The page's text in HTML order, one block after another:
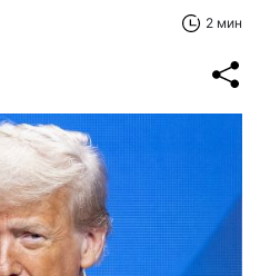
2 мин